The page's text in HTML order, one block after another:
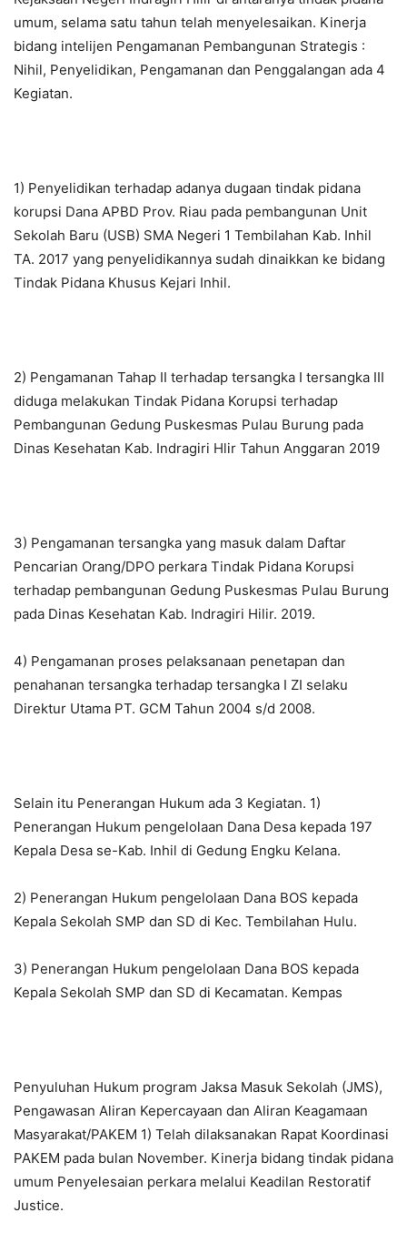
umum, selama satu tahun telah menyelesaikan. Kinerja
bidang intelijen Pengamanan Pembangunan Strategis :
Nihil, Penyelidikan, Pengamanan dan Penggalangan ada 4
Kegiatan.
1) Penyelidikan terhadap adanya dugaan tindak pidana
korupsi Dana APBD Prov. Riau pada pembangunan Unit
Sekolah Baru (USB) SMA Negeri 1 Tembilahan Kab. Inhil
TA. 2017 yang penyelidikannya sudah dinaikkan ke bidang
Tindak Pidana Khusus Kejari Inhil.
2) Pengamanan Tahap II terhadap tersangka I tersangka III
diduga melakukan Tindak Pidana Korupsi terhadap
Pembangunan Gedung Puskesmas Pulau Burung pada
Dinas Kesehatan Kab. Indragiri Hlir Tahun Anggaran 2019
3) Pengamanan tersangka yang masuk dalam Daftar
Pencarian Orang/DPO perkara Tindak Pidana Korupsi
terhadap pembangunan Gedung Puskesmas Pulau Burung
pada Dinas Kesehatan Kab. Indragiri Hilir. 2019.
4) Pengamanan proses pelaksanaan penetapan dan
penahanan tersangka terhadap tersangka I ZI selaku
Direktur Utama PT. GCM Tahun 2004 s/d 2008.
Selain itu Penerangan Hukum ada 3 Kegiatan. 1)
Penerangan Hukum pengelolaan Dana Desa kepada 197
Kepala Desa se-Kab. Inhil di Gedung Engku Kelana.
2) Penerangan Hukum pengelolaan Dana BOS kepada
Kepala Sekolah SMP dan SD di Kec. Tembilahan Hulu.
3) Penerangan Hukum pengelolaan Dana BOS kepada
Kepala Sekolah SMP dan SD di Kecamatan. Kempas
Penyuluhan Hukum program Jaksa Masuk Sekolah (JMS),
Pengawasan Aliran Kepercayaan dan Aliran Keagamaan
Masyarakat/PAKEM 1) Telah dilaksanakan Rapat Koordinasi
PAKEM pada bulan November. Kinerja bidang tindak pidana
umum Penyelesaian perkara melalui Keadilan Restoratif
Justice.